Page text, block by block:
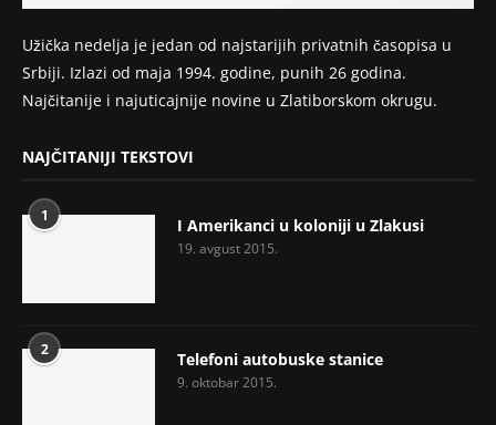
Užička nedelja je jedan od najstarijih privatnih časopisa u
Srbiji. Izlazi od maja 1994. godine, punih 26 godina.
Najčitanije i najuticajnije novine u Zlatiborskom okrugu.
NAJČITANIJI TEKSTOVI
1 I Amerikanci u koloniji u Zlakusi
19. avgust 2015.
2 Telefoni autobuske stanice
9. oktobar 2015.